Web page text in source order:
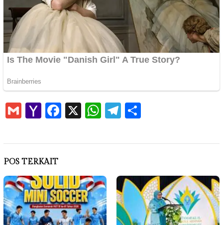
GmailYahoo
Mail
Facebook
X WhatsApp
Telegram
POS TERKAIT